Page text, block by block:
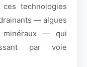
technologies
— algues
minéraux — qui
par voie